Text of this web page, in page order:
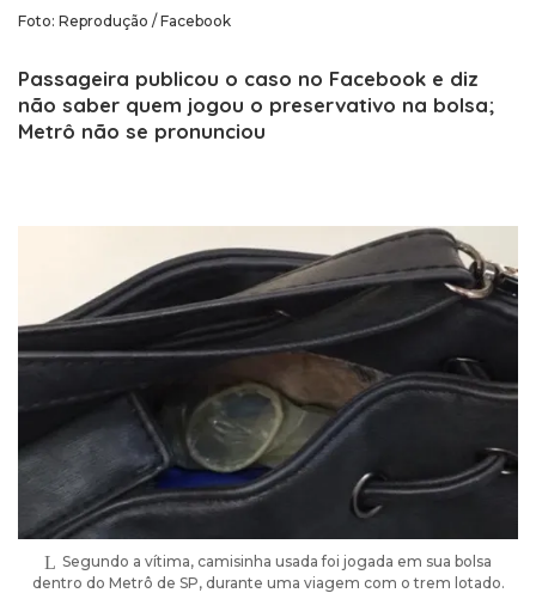
Foto: Reprodução / Facebook
Passageira publicou o caso no Facebook e diz
não saber quem jogou o preservativo na bolsa;
Metrô não se pronunciou
Segundo a vítima, camisinha usada foi jogada em sua bolsa
dentro do Metrô de SP, durante uma viagem com o trem lotado.